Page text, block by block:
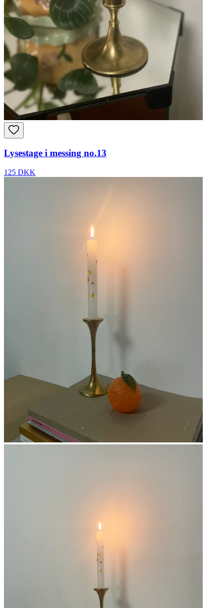
Lysestage i messing no.13
125 DKK